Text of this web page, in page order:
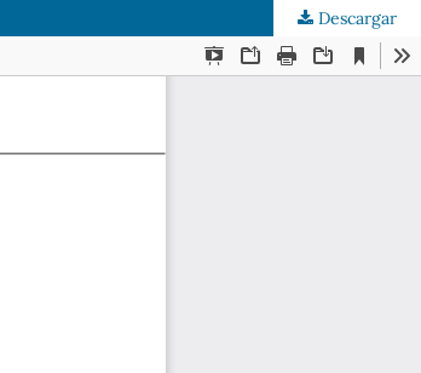
Descargar